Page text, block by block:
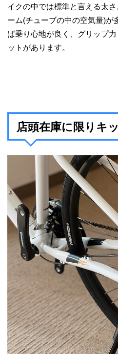
イクの中では標準と言える太
ーム(チューブの中の空気量)が
ば乗り心地が良く、グリップ
ットがあります。
店頭在庫に限りキ